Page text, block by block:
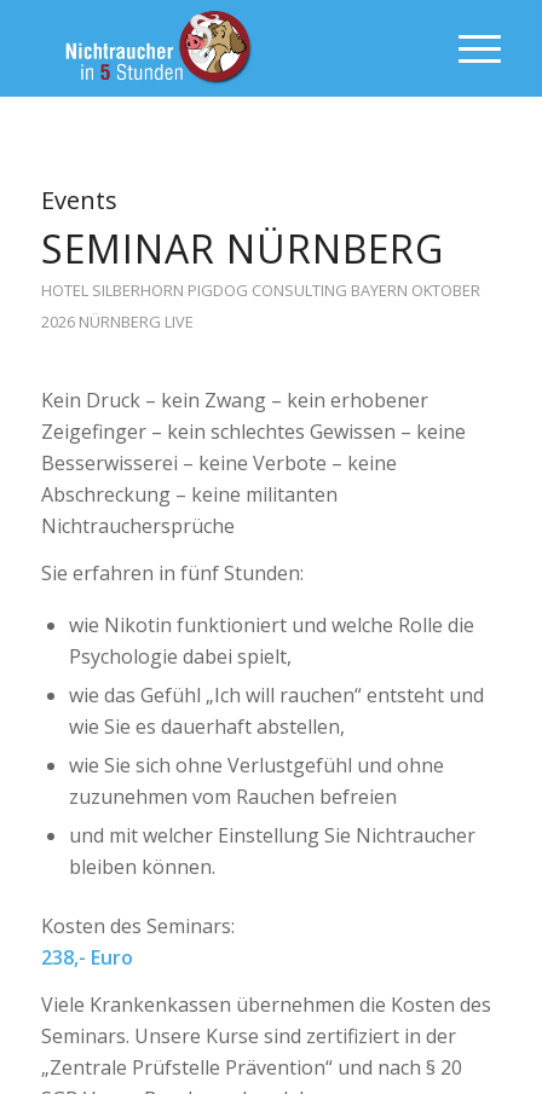
Events
SEMINAR NÜRNBERG
HOTEL SILBERHORN PIGDOG CONSULTING BAYERN OKTOBER
2026 NÜRNBERG LIVE
Kein Druck – kein Zwang – kein erhobener
Zeigefinger – kein schlechtes Gewissen – keine
Besserwisserei – keine Verbote – keine
Abschreckung – keine militanten
Nichtrauchersprüche
Sie erfahren in fünf Stunden:
wie Nikotin funktioniert und welche Rolle die
Psychologie dabei spielt,
wie das Gefühl „Ich will rauchen“ entsteht und
wie Sie es dauerhaft abstellen,
wie Sie sich ohne Verlustgefühl und ohne
zuzunehmen vom Rauchen befreien
und mit welcher Einstellung Sie Nichtraucher
bleiben können.
Kosten des Seminars:
238,- Euro
Viele Krankenkassen übernehmen die Kosten des
Seminars. Unsere Kurse sind zertifiziert in der
„Zentrale Prüfstelle Prävention“ und nach § 20